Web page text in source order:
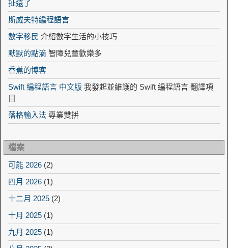
扯遠了
斯威夫特編程語言
數字移民 介紹數字生活的小技巧
默默的點滴 智障兒童歡樂多
香蕉的博客
Swift 編程語言 中文版 我發起並維護的 Swift 編程語言 翻譯項
目
落格輸入法 專業雙拼
檔案
可能 2026 (2)
四月 2026 (1)
十二月 2025 (2)
十月 2025 (1)
九月 2025 (1)